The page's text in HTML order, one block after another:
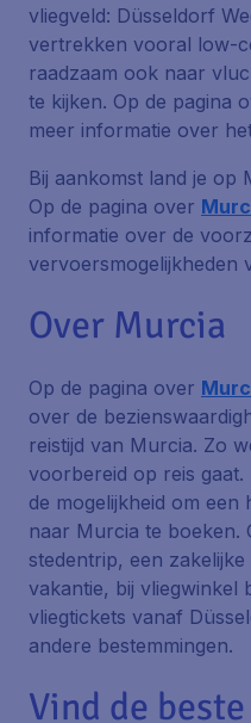
vliegveld: Düsseldorf
vertrekken vooral low-
raadzaam ook naar
te kijken. Op de pagina
meer informatie over
Bij aankomst land je
Op de pagina over
informatie over de
vervoersmogelijkheden
Over Murcia
Op de pagina over
over de
reistijd van Murcia. Zo
voorbereid op reis gaat.
de mogelijkheid om
naar Murcia te boeken.
stedentrip, een
vakantie, bij vliegwinkel
vliegtickets vanaf
andere bestemmingen.
Vind de